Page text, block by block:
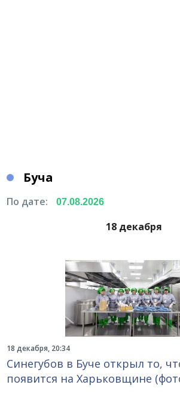
Буча
По дате:
18 декабря
18 декабря, 20:34
Синегубов в Буче открыл то,
появится на Харьковщине